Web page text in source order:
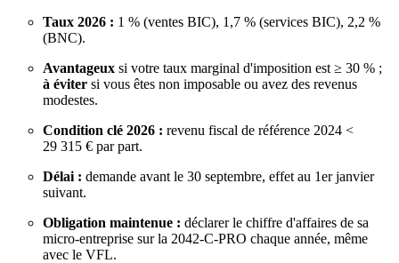
Taux 2026 : 1 % (ventes BIC), 1,7 % (services BIC), 2,2 %
(BNC).
Avantageux si votre taux marginal d'imposition est ≥ 30 % ;
à éviter si vous êtes non imposable ou avez des revenus
modestes.
Condition clé 2026 : revenu fiscal de référence 2024 <
29 315 € par part.
Délai : demande avant le 30 septembre, effet au 1er janvier
suivant.
Obligation maintenue : déclarer le chiffre d'affaires de sa
micro-entreprise sur la 2042-C-PRO chaque année, même
avec le VFL.